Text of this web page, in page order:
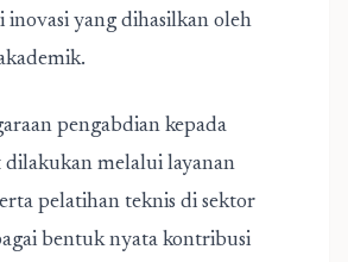
inovasi yang dihasilkan oleh
pengabdian kepada
dilakukan melalui layanan
pelatihan teknis di sektor
bentuk nyata kontribusi